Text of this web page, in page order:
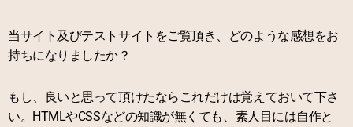
当サイト及びテストサイトをご覧頂き、どのような感想をお
持ちになりましたか？
もし、良いと思って頂けたならこれだけは覚えておいて下さ
い。HTMLやCSSなどの知識が無くても、素人目には自作と